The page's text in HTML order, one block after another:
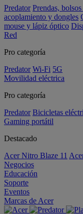
Predator Prendas,
acoplamiento y dongles
mouse y lápiz óptico
Red
Pro categoría
Predator Wi-Fi 5G
Movilidad eléctrica
Pro categoría
Predator Bicicletas
Gaming portátil
Destacado
Acer Nitro Blaze 11
Negocios
Educación
Soporte
Eventos
Marcas de Acer